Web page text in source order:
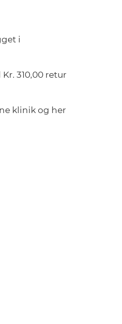
i
310,00 retur
klinik og her